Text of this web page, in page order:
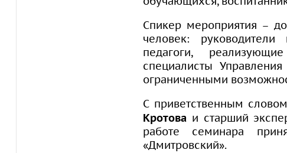
Спикер мероприятия –
человек: руководители
педагоги,
специалисты
ограниченными
С приветственным
Кротова и старший
работе семинара
«Дмитровский».